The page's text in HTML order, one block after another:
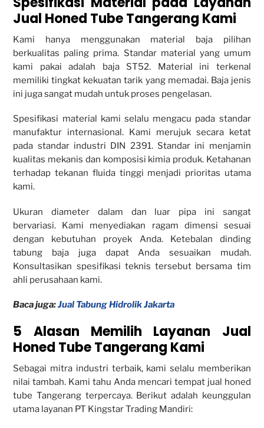
Jual Honed Tube Tangerang Kami
Kami hanya menggunakan material baja pilihan
berkualitas paling prima. Standar material yang umum
kami pakai adalah baja ST52. Material ini terkenal
memiliki tingkat kekuatan tarik yang memadai. Baja jenis
ini juga sangat mudah untuk proses pengelasan.
Spesifikasi material kami selalu mengacu pada standar
manufaktur internasional. Kami merujuk secara ketat
pada standar industri DIN 2391. Standar ini menjamin
kualitas mekanis dan komposisi kimia produk. Ketahanan
terhadap tekanan fluida tinggi menjadi prioritas utama
kami.
Ukuran diameter dalam dan luar pipa ini sangat
bervariasi. Kami menyediakan ragam dimensi sesuai
dengan kebutuhan proyek Anda. Ketebalan dinding
tabung baja juga dapat Anda sesuaikan mudah.
Konsultasikan spesifikasi teknis tersebut bersama tim
ahli perusahaan kami.
Baca juga:Jual Tabung Hidrolik Jakarta
5 Alasan Memilih Layanan Jual
Honed Tube Tangerang Kami
Sebagai mitra industri terbaik, kami selalu memberikan
nilai tambah. Kami tahu Anda mencari tempat jual honed
tube Tangerang terpercaya. Berikut adalah keunggulan
utama layanan PT Kingstar Trading Mandiri: